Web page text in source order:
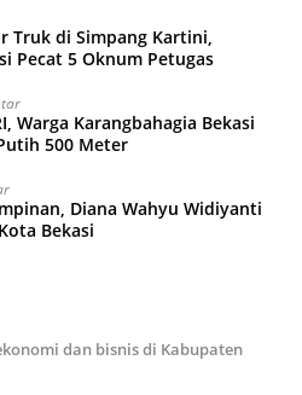
Truk di Simpang Kartini,
Pecat 5 Oknum Petugas
Warga Karangbahagia Bekasi
500 Meter
Diana Wahyu Widiyanti
Bekasi
dan bisnis di Kabupaten